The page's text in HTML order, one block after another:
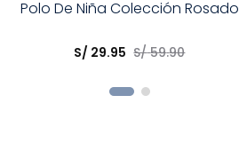
Talla
Polo De Niña Colección Rosado
S/ 29.95 S/ 59.90